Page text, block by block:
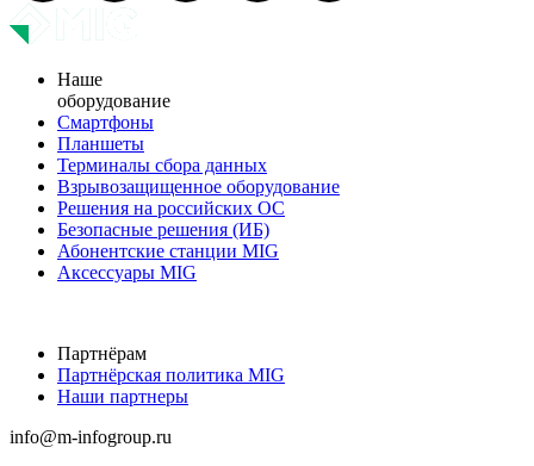
Наше
оборудование
Смартфоны
Планшеты
Терминалы сбора данных
Взрывозащищенное оборудование
Решения на российских ОС
Безопасные решения (ИБ)
Абонентские станции MIG
Аксессуары MIG
Партнёрам
Партнёрская политика MIG
Наши партнеры
info@m-infogroup.ru